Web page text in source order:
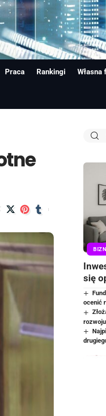
Praca Rankingi Własna
się
ocenić